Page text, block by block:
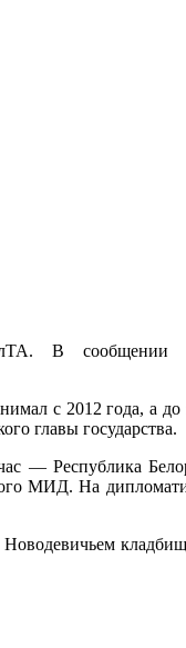
В сообщении
с 2012 года, а
главы государства.
— Республика
МИД. На